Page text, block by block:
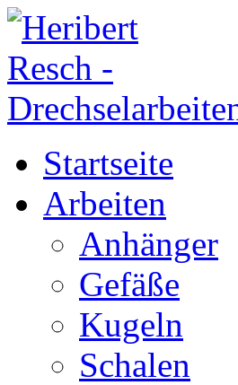
Startseite
Arbeiten
Anhänger
Gefäße
Kugeln
Schalen